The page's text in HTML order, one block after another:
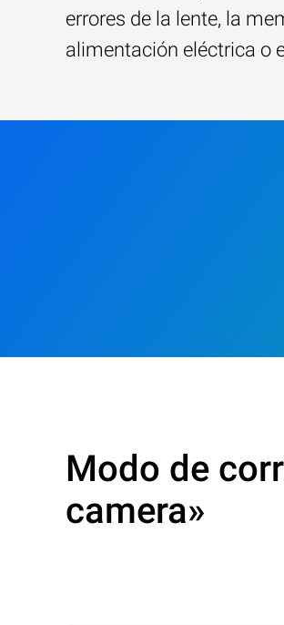
errores de la lente, la
alimentación eléctrica o
Modo de
camera»